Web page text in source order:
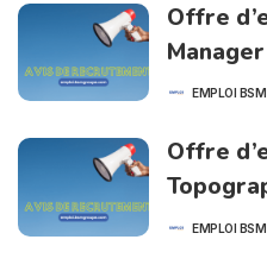
Offre
Manager
POSTEDEMPLOI BSM
Offre
POSTEDEMPLOI BSM